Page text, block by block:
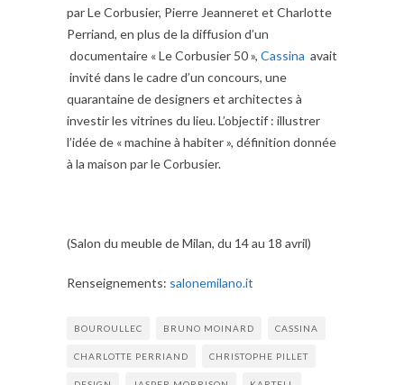
par Le Corbusier, Pierre Jeanneret et Charlotte
Perriand, en plus de la diffusion d’un
documentaire « Le Corbusier 50 », Cassina avait
invité dans le cadre d’un concours, une
quarantaine de designers et architectes à
investir les vitrines du lieu. L’objectif : illustrer
l’idée de « machine à habiter », définition donnée
à la maison par le Corbusier.
(Salon du meuble de Milan, du 14 au 18 avril)
Renseignements: salonemilano.it
BOUROULLEC BRUNO MOINARD CASSINA
CHARLOTTE PERRIAND CHRISTOPHE PILLET